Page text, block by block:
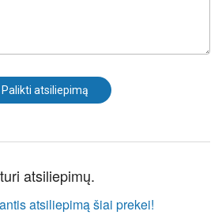
atsiliepimų.
atsiliepimą šiai prekei!